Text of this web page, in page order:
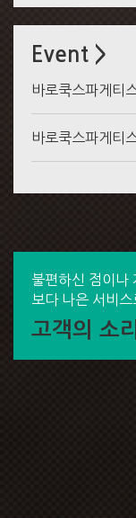
Event >
바로쿡스파게티
바로쿡스파게티
불편하신 점이나
보다 나은 서비
고객의 소